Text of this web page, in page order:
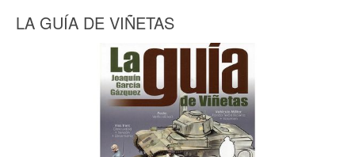
LA GUÍA DE VIÑETAS